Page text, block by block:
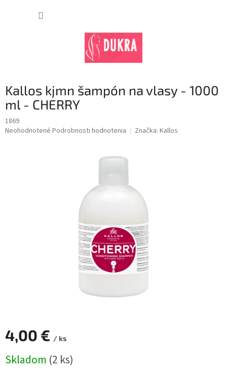
Kallos kjmn šampón na vlasy - 1000
ml - CHERRY
1869
Priemerné
Neohodnotené Podrobnosti hodnotenia Značka: Kallos
4,00 € / ks
cena:
Skladom (2 ks)